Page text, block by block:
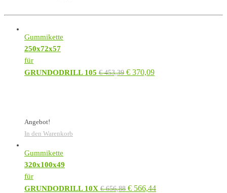
Gummikette
250x72x57
für
GRUNDODRILL 105 €453,39 € 370,09
Angebot!
In den Warenkorb
Gummikette
320x100x49
für
GRUNDODRILL 10X €656,88 € 566,44